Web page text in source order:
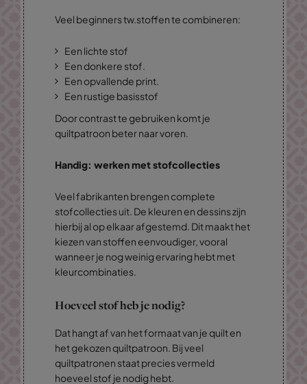
Veel beginners tw.stoffen te combineren:
Een lichte stof
Een donkere stof.
Een opvallende print.
Een rustige basisstof
Door contrast te gebruiken komt je
quiltpatroon beter naar voren.
Handig: werken met stofcollecties
Veel fabrikanten brengen complete
stofcollecties uit. De kleuren en dessins zijn
hierbij al op elkaar afgestemd. Dit maakt het
kiezen van stoffen eenvoudiger, vooral
wanneer je nog weinig ervaring hebt met
kleurcombinaties.
Hoeveel stof heb je nodig?
Dat hangt af van het formaat van je quilt en
het gekozen quiltpatroon. Bij veel
quiltpatronen staat precies vermeld
hoeveel stof je nodig hebt.